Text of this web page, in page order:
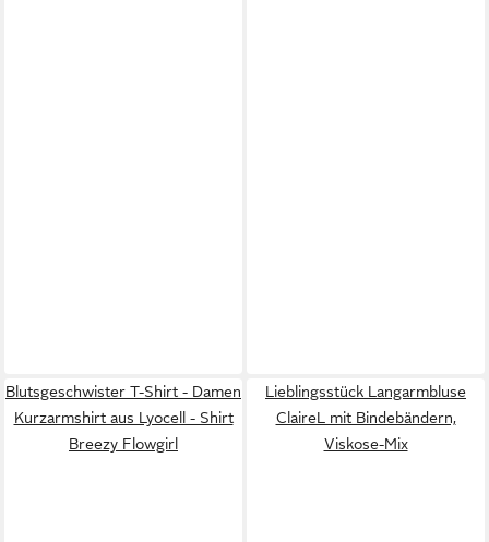
Blutsgeschwister T-Shirt - Damen
Kurzarmshirt aus Lyocell - Shirt
Breezy Flowgirl
Lieblingsstück Langarmbluse
ClaireL mit Bindebändern,
Viskose-Mix